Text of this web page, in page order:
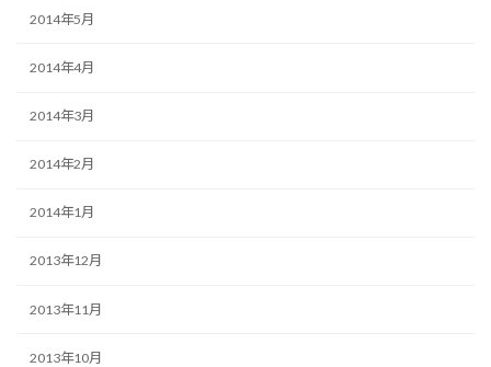
2014年5月
2014年4月
2014年3月
2014年2月
2014年1月
2013年12月
2013年11月
2013年10月